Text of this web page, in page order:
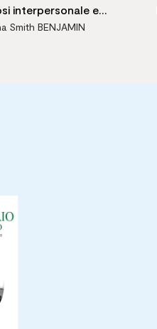
interpersonale e
dei disturbi di
Smith BENJAMIN